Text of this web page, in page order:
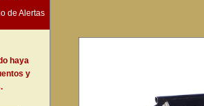
de Alertas
haya
y